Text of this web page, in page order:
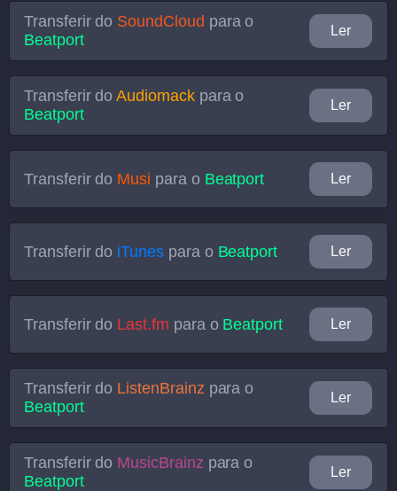
Transferir do SoundCloud para o
Beatport
Ler
Transferir doAudiomackpara o
Beatport
Ler
Transferir do Musi para o Beatport Ler
Transferir do iTunespara o Beatport Ler
Transferir do Last.fm para o Beatport Ler
Transferir do ListenBrainz para o
Beatport
Ler
Transferir do MusicBrainz para o
Beatport
Ler